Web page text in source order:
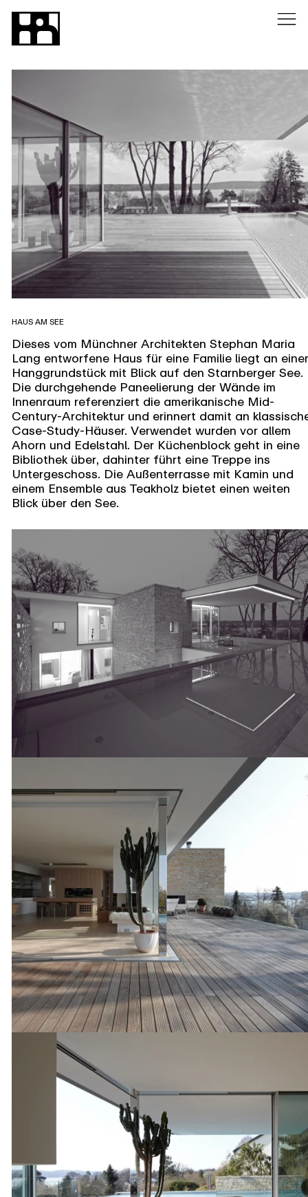
HAUS AM SEE
Dieses vom Münchner Architekten Stephan Maria
Lang entworfene Haus für eine Familie liegt an
Hanggrundstück mit Blick auf den Starnberger See.
Die durchgehende Paneelierung der Wände im
Innenraum referenziert die amerikanische Mid-
Century-Architektur und erinnert damit an
Case-Study-Häuser. Verwendet wurden vor allem
Ahorn und Edelstahl. Der Küchenblock geht in eine
Bibliothek über, dahinter führt eine Treppe ins
Untergeschoss. Die Außenterrasse mit Kamin und
einem Ensemble aus Teakholz bietet einen weiten
Blick über den See.